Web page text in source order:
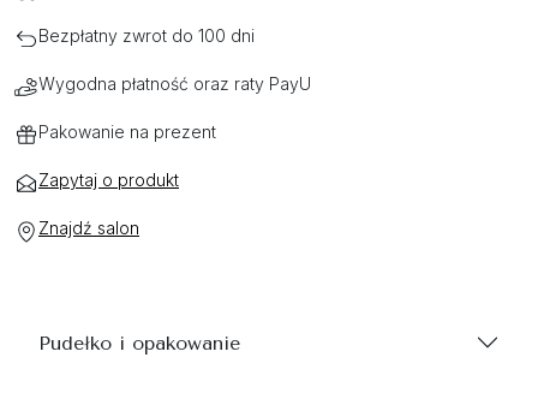
Bezpłatny zwrot do 100 dni
Wygodna płatność oraz raty PayU
Pakowanie na prezent
Zapytaj o produkt
Znajdź salon
Pudełko i opakowanie